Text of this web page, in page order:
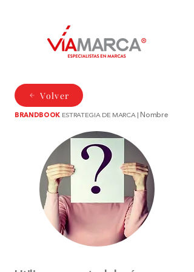
Volver
BRANDBOOK ESTRATEGIA DE MARCA | Nombre